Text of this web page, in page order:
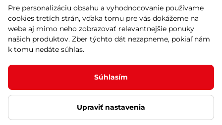
Montáž a servis Reklamácie a záruka
Kariéra
© 2026 Stores inSPORTline SK, s.r.o. Všetky práva vyhradené
Ochrana osobných údajov Nastavenie cookies
Pre personalizáciu obsahu a vyhodnocovanie používame
cookies tretích strán, vďaka tomu pre vás dokážeme na
webe aj mimo neho zobrazovať relevantnejšie ponuky
našich produktov. Zber týchto dát nezapneme, pokiaľ nám
k tomu nedáte súhlas.
Súhlasím
Upraviť nastavenia